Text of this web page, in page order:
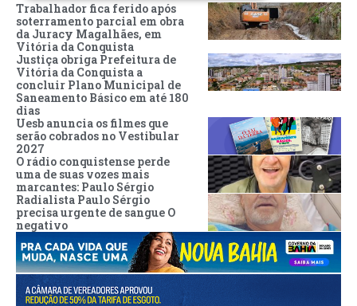
Trabalhador fica ferido após
soterramento parcial em obra
da Juracy Magalhães, em
Vitória da Conquista
Justiça obriga Prefeitura de
Vitória da Conquista a
concluir Plano Municipal de
Saneamento Básico em até 180
dias
Uesb anuncia os filmes que
serão cobrados no Vestibular
2027
O rádio conquistense perde
uma de suas vozes mais
marcantes: Paulo Sérgio
Radialista Paulo Sérgio
precisa urgente de sangue O
negativo